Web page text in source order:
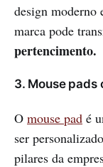
design moderno
marca pode
pertencimento.
3. Mouse pads
O mouse pad é
ser
pilares da